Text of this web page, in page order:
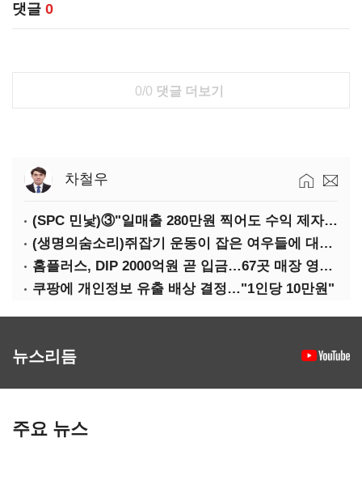
댓글 0
0/0 댓글 더보기
차철우
(SPC 민낯)③"일매출 280만원 찍어도 수익 제자리"…점주 울리는 '상시 할인'
(생명의숨소리)쥐잡기 운동이 잡은 여우들에 대하여
홈플러스, DIP 2000억원 곧 입금…67곳 매장 영업 재개 예정
쿠팡에 개인정보 유출 배상 결정…"1인당 10만원"
뉴스리듬
주요 뉴스